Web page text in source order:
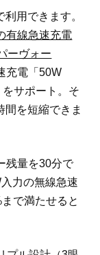
用できます。
有線急速充電
ーヴォー
充電「50W
サポート。そ
間を短縮できま
残量を30分で
力の無線急速
で満たせると